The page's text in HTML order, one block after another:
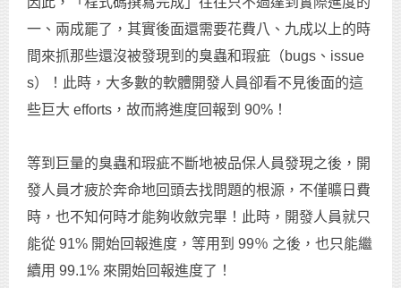
一、兩成罷了，其實後面還需要花費八、九成以上的時
間來抓那些還沒被發現到的臭蟲和瑕疵（bugs、issue
s）！此時，大多數的軟體開發人員卻看不見後面的這
些巨大 efforts，故而將進度回報到 90%！
等到巨量的臭蟲和瑕疵不斷地被品保人員發現之後，開
發人員才疲於奔命地回頭去找問題的根源，不僅曠日費
時，也不知何時才能夠收斂完畢！此時，開發人員就只
能從 91% 開始回報進度，等用到 99％ 之後，也只能繼
續用 99.1% 來開始回報進度了！